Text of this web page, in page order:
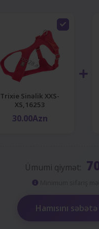
Trixie Sinəlik XXS-
XS,16253
30.00Azn
Ümumi qiymət:
Hamısını